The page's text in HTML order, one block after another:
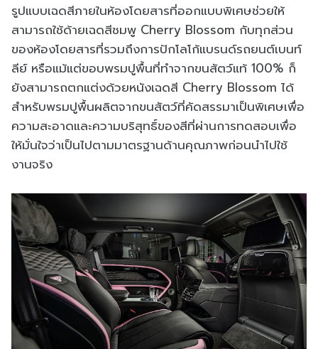
รูปแบบเฉดสีภายในห้องโดยสารที่ออกแบบพิเศษช่วยให้
สามารถใช้ด้ายเฉดสีชมพู Cherry Blossom กับทุกส่วน
ของห้องโดยสารที่รวมถึงการปักโลโก้แบรนด์รถยนต์เบนท์
ลีย์ หรือแม้แต่ขอบพรมปูพื้นที่ทำจากขนสัตว์แท้ 100% ก็
ยังสามารถตกแต่งด้วยหนังเฉดสี Cherry Blossom ได้
สำหรับพรมปูพื้นผลิตจากขนสัตว์ที่คัดสรรมาเป็นพิเศษเพื่อ
ความสะอาดและความบริสุทธิ์ของสีที่ผ่านการทดสอบเพื่อ
ให้มั่นใจว่าเป็นไปตามมาตรฐานด้านคุณภาพก่อนนำไปใช้
งานจริง